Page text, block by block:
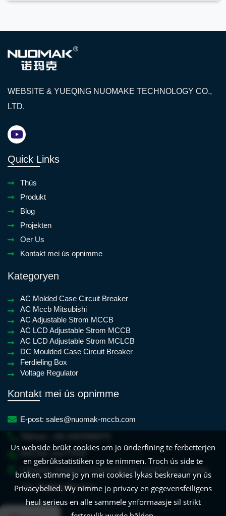
Us webside brûkt cookies om jo ûnderfining te ferbetterjen
en gebrûkstatistiken op te nimmen. Troch ús side te
brûken, stimme jo yn mei cookies lykas beskreaun yn ús
Privacybelied. Wy nimme jo privacy en gegevensfeiligens
heul serieus en alle sammele ynformaasje sil strikt
English French Dutch Croatian
WEBSITE & YUEQING NUOMAKE TECHNOLOGY CO.,
LTD.
Quick Links
Thús
Produkt
Blog
Projekten
Oer Us
Kontakt mei ús opnimme
Kategoryen
AC Molded Case Circuit Breaker
AC Mccb Mitsubishi
AC Adjustable Strom MCCB
AC LCD Adjustable Strom MCCB
AC LCD Adjustable Strom MCLCB
DC Moulded Case Circuit Breaker
Ferdieling Box
Voltage Regulator
Kontakt mei ús opnimme
E-post: sales@nuomak-mccb.com
WeChat: yan779931
Lokaasje:
Xiangyang IndustrialZone, LiushiTown, Yueqing
City, Zhejiang Province